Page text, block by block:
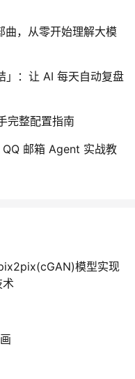
曲，从零开始理解大模
」：让 AI 每天自动复盘
完整配置指南
邮箱 Agent 实战教
模型实现
术